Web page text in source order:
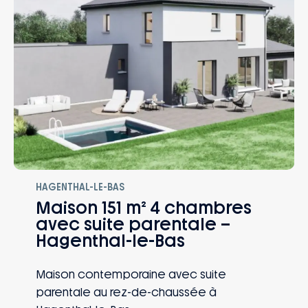
HAGENTHAL-LE-BAS
Maison 151 m² 4 chambres
avec suite parentale –
Hagenthal-le-Bas
Maison contemporaine avec suite
parentale au rez-de-chaussée à